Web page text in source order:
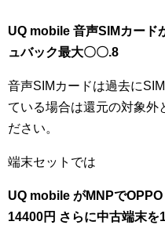
UQ mobile 音声SIMカード
ュバック最大〇〇.8
音声SIMカードは過去に
ている場合は還元の対象外
ださい。
端末セットでは
UQ mobile がMNPで
14400円 さらに中古端末を